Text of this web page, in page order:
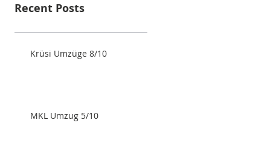
Recent Posts
Krüsi Umzüge 8/10
MKL Umzug 5/10